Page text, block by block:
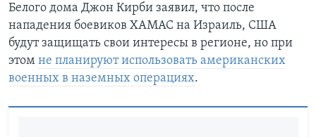
Белого дома Джон Кирби заявил, что после
нападения боевиков ХАМАС на Израиль, США
будут защищать свои интересы в регионе, но при
этом не планируют использовать американских
военных в наземных операциях.